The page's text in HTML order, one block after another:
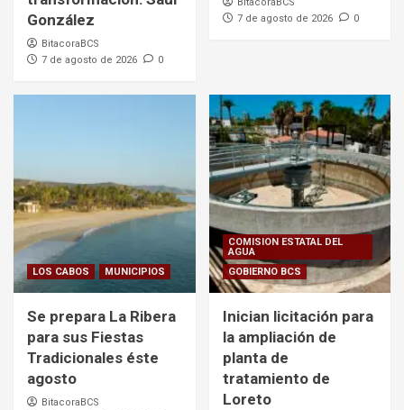
González
BitacoraBCS
7 de agosto de 2026
0
7 de agosto de 2026
0
LOS CABOS MUNICIPIOS
Se prepara La Ribera
para sus Fiestas
Tradicionales éste
agosto
BitacoraBCS
COMISION ESTATAL DEL
AGUA
GOBIERNO BCS
Inician licitación para
la ampliación de
planta de
tratamiento de
Loreto